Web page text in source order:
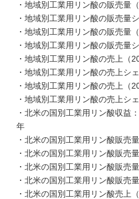
・地域別工業用リン酸の販売量
・地域別工業用リン酸の販売量
・地域別工業用リン酸の販売量
・地域別工業用リン酸の販売量
・地域別工業用リン酸の売上（
・地域別工業用リン酸の売上シ
・地域別工業用リン酸の売上（
・地域別工業用リン酸の売上シ
・北米の国別工業用リン酸収益
年
・北米の国別工業用リン酸販売
・北米の国別工業用リン酸販売
・北米の国別工業用リン酸販売
・北米の国別工業用リン酸販売
・北米の国別工業用リン酸売上